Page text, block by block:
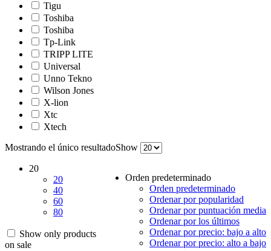
Tigu
Toshiba
Toshiba
Tp-Link
TRIPP LITE
Universal
Unno Tekno
Wilson Jones
X-lion
Xtc
Xtech
Mostrando el único resultado
Orden predeterminado
Orden predeterminado
Ordenar por popularidad
Ordenar por puntuación media
Ordenar por los últimos
Ordenar por precio: bajo a alto
Ordenar por precio: alto a bajo
Show
20
20
40
60
80
Show only products
on sale